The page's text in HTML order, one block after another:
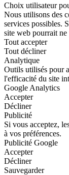
Choix utilisateur
Nous utilisons des
services possibles.
site web pourrait
Tout accepter
Tout décliner
Analytique
Outils utilisés pour
l'efficacité du site
Google Analytics
Accepter
Décliner
Publicité
Si vous acceptez,
à vos préférences.
Publicité Google
Accepter
Décliner
Sauvegarder